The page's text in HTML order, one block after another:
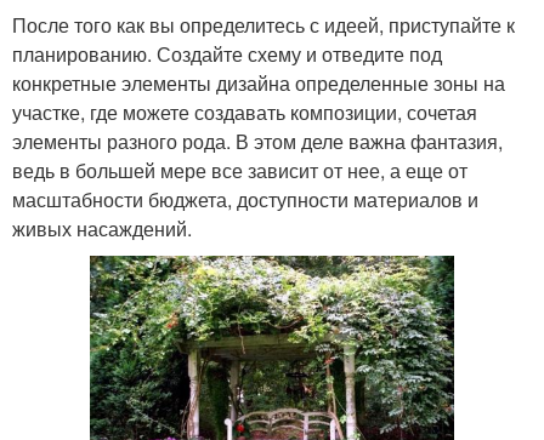
После того как вы определитесь с идеей, приступайте к
планированию. Создайте схему и отведите под
конкретные элементы дизайна определенные зоны на
участке, где можете создавать композиции, сочетая
элементы разного рода. В этом деле важна фантазия,
ведь в большей мере все зависит от нее, а еще от
масштабности бюджета, доступности материалов и
живых насаждений.